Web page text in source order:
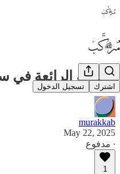
اشترك تسجيل الدخول
السبعة الرائعة في
murakkab
May 22, 2025
∙ مدفوع
1